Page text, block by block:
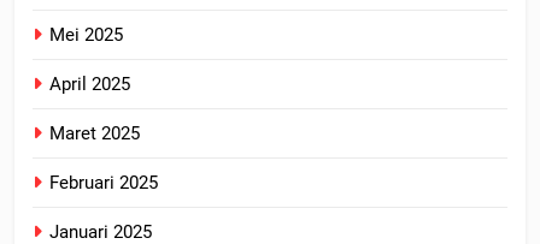
Mei 2025
April 2025
Maret 2025
Februari 2025
Januari 2025